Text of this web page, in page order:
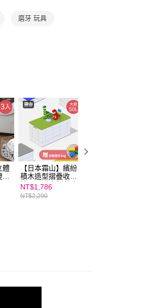
之確認、核對及更正。
問，請聯繫「AFTEE先享後
support/home
之損失，本公司不負相關責
帳號之用戶狀況，依本公司
足之情形，本公司將視審查
註冊。若發現惡意使用之情
戶之使用額度並採取法律行
磨牙 玩具
體
形
【日本霜山】繽紛
積木造型摺疊收納
箱50L(送台製積木
1kg)-多色可選
NT$1,786
NT$2,290